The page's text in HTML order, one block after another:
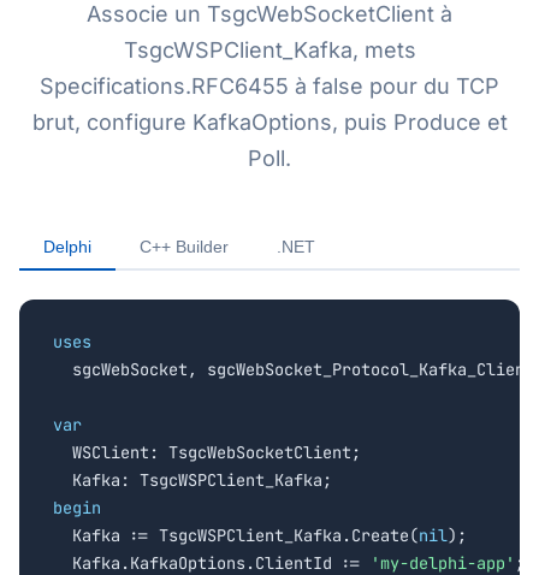
Associe un TsgcWebSocketClient à
TsgcWSPClient_Kafka, mets
Specifications.RFC6455 à false pour du TCP
brut, configure KafkaOptions, puis Produce et
Poll.
Delphi C++ Builder .NET
uses
sgcWebSocket,
var
WSClient: TsgcWebSocketClient;
begin
Kafka := TsgcWSPClient_Kafka.Create(nil);
  Kafka.KafkaOptions.ClientId :=
'my-delphi-app' ;